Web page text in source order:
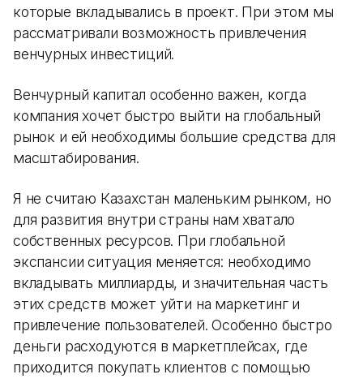
которые вкладывались в проект. При этом мы
рассматривали возможность привлечения
венчурных инвестиций.
Венчурный капитал особенно важен, когда
компания хочет быстро выйти на глобальный
рынок и ей необходимы большие средства для
масштабирования.
Я не считаю Казахстан маленьким рынком, но
для развития внутри страны нам хватало
собственных ресурсов. При глобальной
экспансии ситуация меняется: необходимо
вкладывать миллиарды, и значительная часть
этих средств может уйти на маркетинг и
привлечение пользователей. Особенно быстро
деньги расходуются в маркетплейсах, где
приходится покупать клиентов с помощью